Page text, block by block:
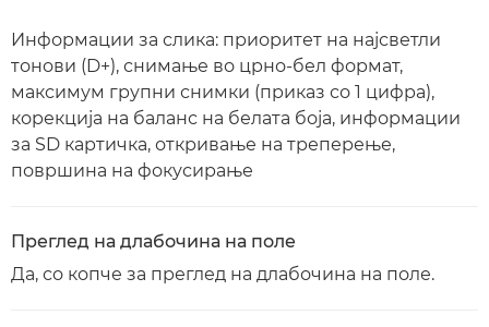
Информации за слика: приоритет на најсветли
тонови (D+), снимање во црно-бел формат,
максимум групни снимки (приказ со 1 цифра),
корекција на баланс на белата боја, информации
за SD картичка, откривање на треперење,
површина на фокусирање
Преглед на длабочина на поле
Да, со копче за преглед на длабочина на поле.